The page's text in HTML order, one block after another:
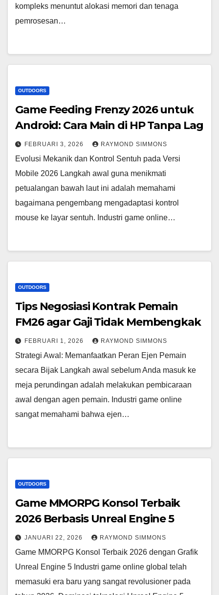
kompleks menuntut alokasi memori dan tenaga
pemrosesan…
OUTDOORS
Game Feeding Frenzy 2026 untuk
Android: Cara Main di HP Tanpa Lag
FEBRUARI 3, 2026 RAYMOND SIMMONS
Evolusi Mekanik dan Kontrol Sentuh pada Versi
Mobile 2026 Langkah awal guna menikmati
petualangan bawah laut ini adalah memahami
bagaimana pengembang mengadaptasi kontrol
mouse ke layar sentuh. Industri game online…
OUTDOORS
Tips Negosiasi Kontrak Pemain
FM26 agar Gaji Tidak Membengkak
FEBRUARI 1, 2026 RAYMOND SIMMONS
Strategi Awal: Memanfaatkan Peran Ejen Pemain
secara Bijak Langkah awal sebelum Anda masuk ke
meja perundingan adalah melakukan pembicaraan
awal dengan agen pemain. Industri game online
sangat memahami bahwa ejen…
OUTDOORS
Game MMORPG Konsol Terbaik
2026 Berbasis Unreal Engine 5
JANUARI 22, 2026 RAYMOND SIMMONS
Game MMORPG Konsol Terbaik 2026 dengan Grafik
Unreal Engine 5 Industri game online global telah
memasuki era baru yang sangat revolusioner pada